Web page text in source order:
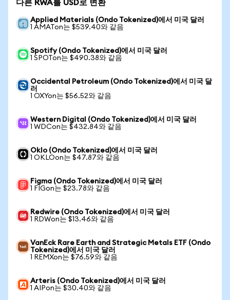
다른 RWA를 USD로 변환
Applied Materials (Ondo Tokenized)에서 미국 달러
1 AMATon는 $539.40와 같음
Spotify (Ondo Tokenized)에서 미국 달러
1 SPOTon는 $490.38와 같음
Occidental Petroleum (Ondo Tokenized)에서 미국 달
러
1 OXYon는 $56.52와 같음
Western Digital (Ondo Tokenized)에서 미국 달러
1 WDCon는 $432.84와 같음
Oklo (Ondo Tokenized)에서 미국 달러
1 OKLOon는 $47.87와 같음
Figma (Ondo Tokenized)에서 미국 달러
1 FIGon는 $23.78와 같음
Redwire (Ondo Tokenized)에서 미국 달러
1 RDWon는 $13.46와 같음
VanEck Rare Earth and Strategic Metals ETF (Ondo
Tokenized)에서 미국 달러
1 REMXon는 $76.59와 같음
Arteris (Ondo Tokenized)에서 미국 달러
1 AIPon는 $30.40와 같음